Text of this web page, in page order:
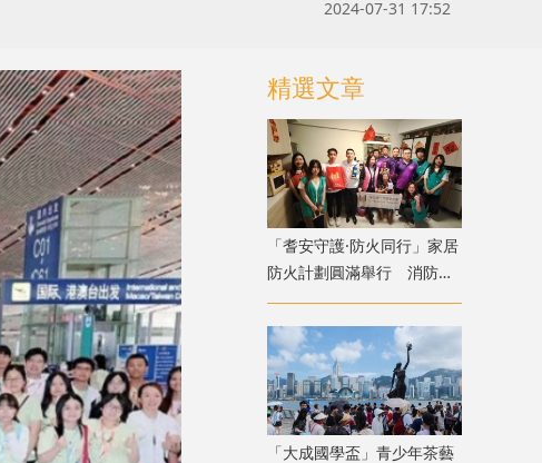
2024-07-31 17:52
精選文章
「耆安守護·防火同行」家居
防火計劃圓滿舉行 消防處
義工隊為長者裝「防火三
寶」
「大成國學盃」青少年茶藝